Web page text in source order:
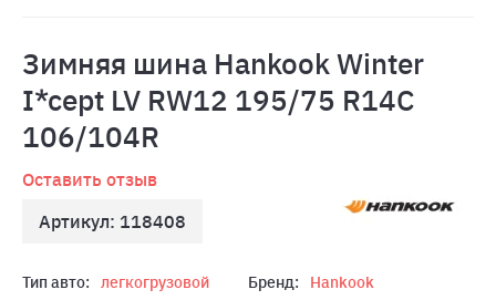
Зимняя шина Hankook Winter
I*cept LV RW12 195/75 R14C
106/104R
Оставить отзыв
Артикул: 118408
Тип авто: легкогрузовой Бренд:
Hankook